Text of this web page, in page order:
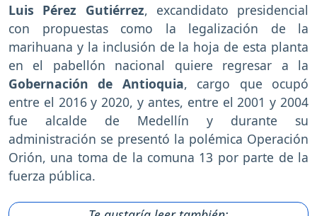
Luis Pérez Gutiérrez, excandidato presidencial
con propuestas como la legalización de la
marihuana y la inclusión de la hoja de esta planta
en el pabellón nacional quiere regresar a la
Gobernación de Antioquia, cargo que ocupó
entre el 2016 y 2020, y antes, entre el 2001 y 2004
fue alcalde de Medellín y durante su
administración se presentó la polémica Operación
Orión, una toma de la comuna 13 por parte de la
fuerza pública.